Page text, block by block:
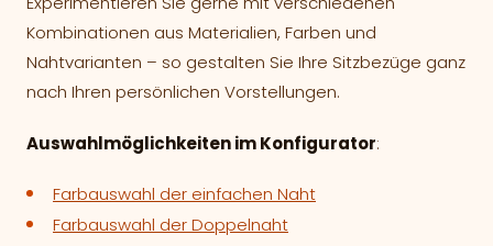
Kombinationen aus Materialien, Farben und
Nahtvarianten – so gestalten Sie Ihre Sitzbezüge ganz
nach Ihren persönlichen Vorstellungen.
Auswahlmöglichkeiten im Konfigurator:
Farbauswahl der einfachen Naht
Farbauswahl der Doppelnaht